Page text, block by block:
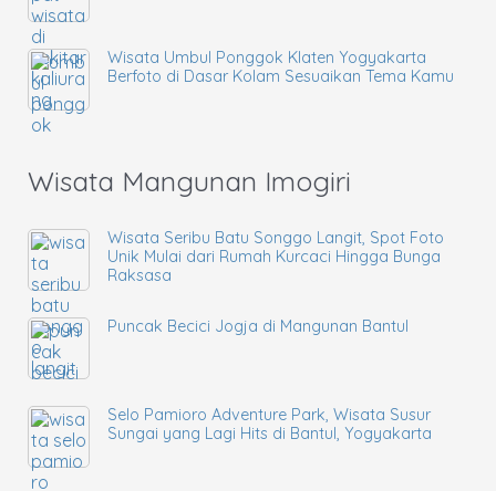
Wisata Umbul Ponggok Klaten Yogyakarta
Berfoto di Dasar Kolam Sesuaikan Tema Kamu
Wisata Mangunan Imogiri
Wisata Seribu Batu Songgo Langit, Spot Foto
Unik Mulai dari Rumah Kurcaci Hingga Bunga
Raksasa
Puncak Becici Jogja di Mangunan Bantul
Selo Pamioro Adventure Park, Wisata Susur
Sungai yang Lagi Hits di Bantul, Yogyakarta